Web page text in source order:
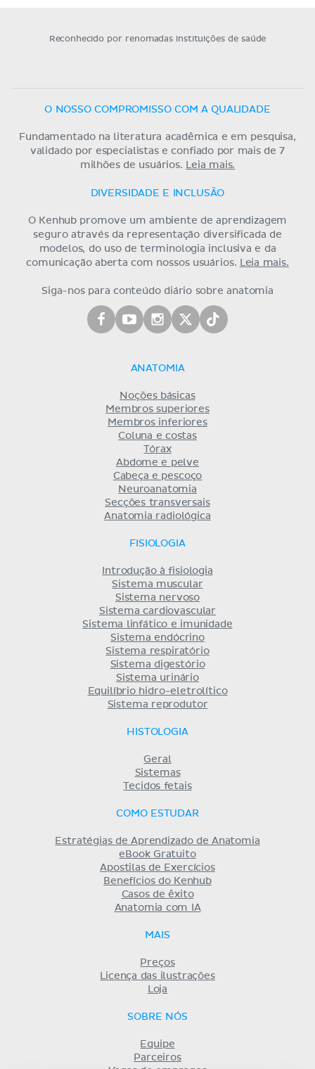
Reconhecido por renomadas instituições de saúde
O NOSSO COMPROMISSO COM A QUALIDADE
Fundamentado na literatura acadêmica e em pesquisa,
validado por especialistas e confiado por mais de 7
milhões de usuários.
Leia mais.
DIVERSIDADE E INCLUSÃO
O Kenhub promove um ambiente de aprendizagem
seguro através da representação diversificada de
modelos, do uso de terminologia inclusiva e da
comunicação aberta com nossos usuários.
Leia mais.
Siga-nos para conteúdo diário sobre anatomia
ANATOMIA
Noções básicas
Membros superiores
Membros inferiores
Coluna e costas
Tórax
Abdome e pelve
Cabeça e pescoço
Neuroanatomia
Secções transversais
Anatomia radiológica
FISIOLOGIA
Introdução à fisiologia
Sistema muscular
Sistema nervoso
Sistema cardiovascular
Sistema linfático e imunidade
Sistema endócrino
Sistema respiratório
Sistema digestório
Sistema urinário
Equilíbrio hidro-eletrolítico
Sistema reprodutor
HISTOLOGIA
Geral
Sistemas
Tecidos fetais
COMO ESTUDAR
Estratégias de Aprendizado de Anatomia
eBook Gratuito
Apostilas de Exercícios
Benefícios do Kenhub
Casos de êxito
Anatomia com IA
MAIS
Preços
Licença das ilustrações
Loja
SOBRE NÓS
Equipe
Parceiros